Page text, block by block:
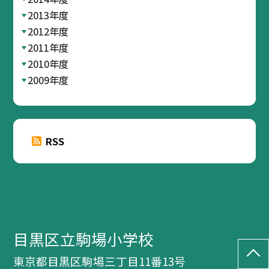
2013年度
2012年度
2011年度
2010年度
2009年度
RSS
目黒区立駒場小学校
東京都目黒区駒場三丁目11番13号